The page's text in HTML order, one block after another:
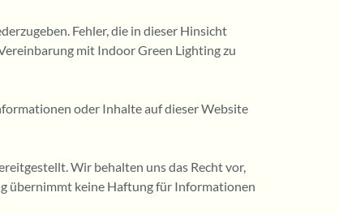
Fehler, die in dieser Hinsicht
mit Indoor Green Lighting zu
oder Inhalte auf dieser Website
Wir behalten uns das Recht vor,
übernimmt keine Haftung für Informationen